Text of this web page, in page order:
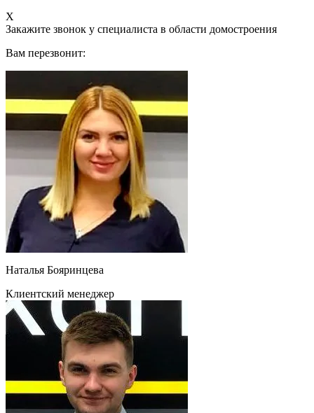
X
Закажите звонок у специалиста в области домостроения
Вам перезвонит:
Наталья Бояринцева
Клиентский менеджер